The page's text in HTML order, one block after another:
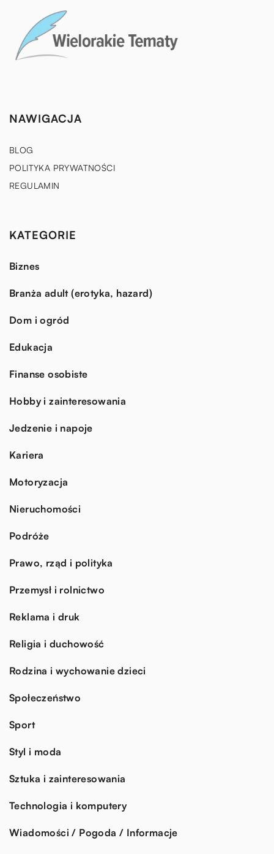
NAWIGACJA
BLOG
POLITYKA PRYWATNOŚCI
REGULAMIN
KATEGORIE
Biznes
Branża adult (erotyka, hazard)
Dom i ogród
Edukacja
Finanse osobiste
Hobby i zainteresowania
Jedzenie i napoje
Kariera
Motoryzacja
Nieruchomości
Podróże
Prawo, rząd i polityka
Przemysł i rolnictwo
Reklama i druk
Religia i duchowość
Rodzina i wychowanie dzieci
Społeczeństwo
Sport
Styl i moda
Sztuka i zainteresowania
Technologia i komputery
Wiadomości / Pogoda / Informacje